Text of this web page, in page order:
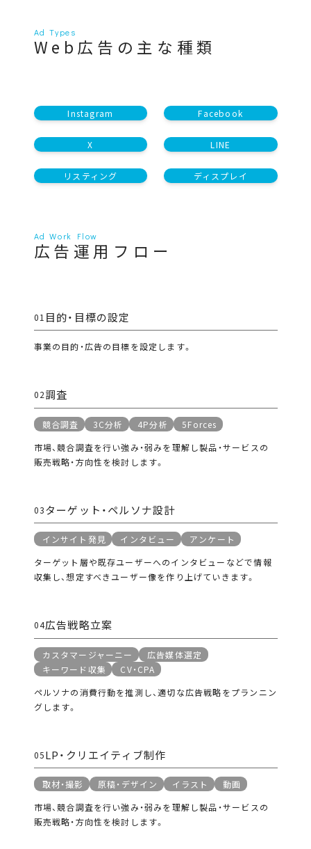
Ad Types
Web広告の主な種類
Instagram Facebook
X LINE
リスティング ディスプレイ
Ad Work Flow
広告運用フロー
01 目的・目標の設定
事業の目的・広告の目標を設定します。
02調査
競合調査 3C分析 4P分析
5Forces
市場、競合調査を行い強み・弱みを理解し製品・サービスの
販売戦略・方向性を検討します。
03ターゲット・ペルソナ設計
インサイト発見 インタビュー
アンケート
ターゲット層や既存ユーザーへのインタビューなどで情報
収集し、想定すべきユーザー像を作り上げていきます。
04広告戦略立案
カスタマージャーニー
広告媒体選定
キーワード収集
CV・CPA
ペルソナの消費行動を推測し、適切な広告戦略をプランニン
グします。
05LP・クリエイティブ制作
取材・撮影 原稿・デザイン イラスト
動画
市場、競合調査を行い強み・弱みを理解し製品・サービスの
販売戦略・方向性を検討します。